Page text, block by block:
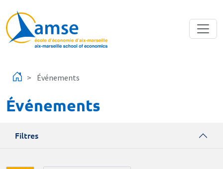
Événements
Événements
Filtres